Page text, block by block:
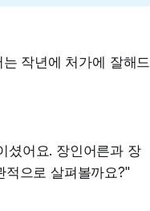
작년에 처가에 잘해드
셨어요. 장인어른과 장
적으로 살펴볼까요?"